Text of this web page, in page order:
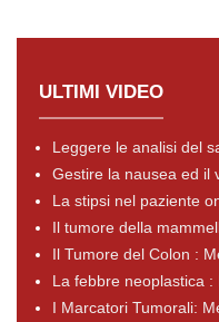
ULTIMI VIDEO
Leggere le analisi del
Gestire la nausea ed il
La stipsi nel paziente
Il tumore della
Il Tumore del Colon :
La febbre neoplastica :
I Marcatori Tumorali: